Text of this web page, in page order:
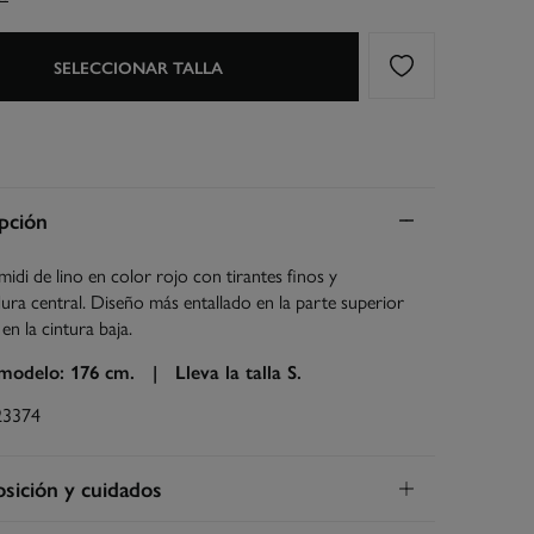
SELECCIONAR TALLA
de lino en color rojo con tirantes finos y
central. Diseño más entallado en la parte superior
la cintura baja.
176 cm. | Lleva la talla S.
y cuidados